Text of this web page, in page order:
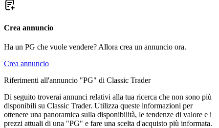
Crea annuncio
Ha un PG che vuole vendere? Allora crea un annuncio ora.
Crea annuncio
Riferimenti all'annuncio "PG" di Classic Trader
Di seguito troverai annunci relativi alla tua ricerca che non sono più
disponibili su Classic Trader. Utilizza queste informazioni per
ottenere una panoramica sulla disponibilità, le tendenze di valore e i
prezzi attuali di una "PG" e fare una scelta d'acquisto più informata.